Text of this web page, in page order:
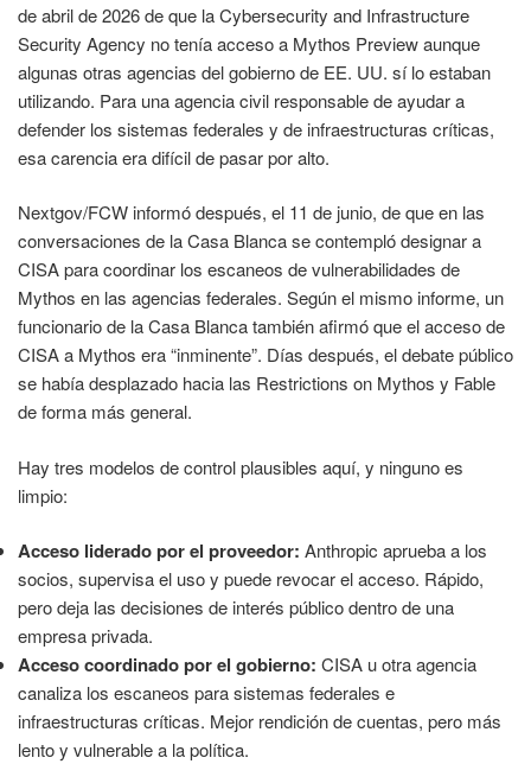
de abril de 2026 de que la Cybersecurity and Infrastructure
Security Agency no tenía acceso a Mythos Preview aunque
algunas otras agencias del gobierno de EE. UU. sí lo estaban
utilizando. Para una agencia civil responsable de ayudar a
defender los sistemas federales y de infraestructuras críticas,
esa carencia era difícil de pasar por alto.
Nextgov/FCW informó después, el 11 de junio, de que en las
conversaciones de la Casa Blanca se contempló designar a
CISA para coordinar los escaneos de vulnerabilidades de
Mythos en las agencias federales. Según el mismo informe, un
funcionario de la Casa Blanca también afirmó que el acceso de
CISA a Mythos era “inminente”. Días después, el debate público
se había desplazado hacia las Restrictions on Mythos y Fable
de forma más general.
Hay tres modelos de control plausibles aquí, y ninguno es
limpio:
Acceso liderado por el proveedor: Anthropic aprueba a los
socios, supervisa el uso y puede revocar el acceso. Rápido,
pero deja las decisiones de interés público dentro de una
empresa privada.
Acceso coordinado por el gobierno: CISA u otra agencia
canaliza los escaneos para sistemas federales e
infraestructuras críticas. Mejor rendición de cuentas, pero más
lento y vulnerable a la política.